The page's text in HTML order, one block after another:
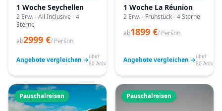
1 Woche Seychellen
2 Erw. - All Inclusive - 4
Sterne
ab2999 €/ Person
Angebote vergleichen →über
80 Anbieter
1 Woche La Réunion
2 Erw. - Frühstück - 4 Sterne
ab1899 €/ Person
Angebote vergleichen →über
80
Pauschalreisen Pauschalreisen